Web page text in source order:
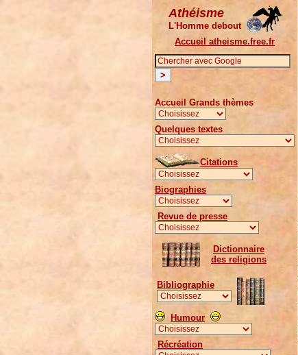
Athéisme
L'Homme debout
Accueil atheisme.free.fr
Accueil Grands thèmes
Quelques textes
Citations
Biographies
Revue de presse
Dictionnaire
des religions
Bibliographie
Humour
Récréation